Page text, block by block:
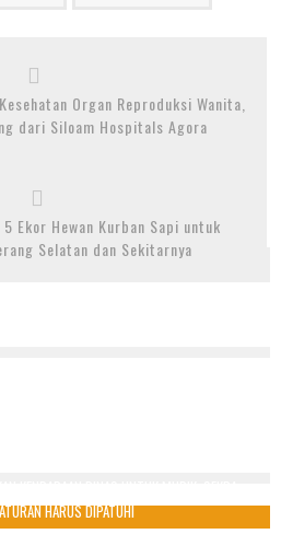
Organ Reproduksi Wanita,
dari Siloam Hospitals Agora
5 Ekor Hewan Kurban Sapi untuk
Selatan dan Sekitarnya
ALAM SUTERA TARGETKAN 8.000 DOSIS
MASYARAKAT UMUM
HARUS DIPATUHI